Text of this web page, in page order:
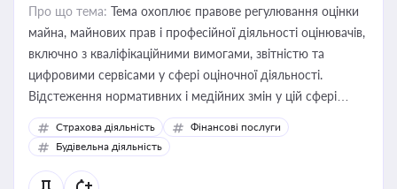
Про що тема: Тема охоплює правове регулювання оцінки
майна, майнових прав і професійної діяльності оцінювачів,
включно з кваліфікаційними вимогами, звітністю та
цифровими сервісами у сфері оціночної діяльності.
Відстеження нормативних і медійних змін у цій сфері
корисне для власника бізнесу, керівника, юриста або
бухгалтера під час оподаткування, приватизації, оренди
державного майна, корпоративних угод і перевірки
статусу суб'єктів оціночної діяльності
Страхова діяльність
Фінансові послуги
Будівельна діяльність